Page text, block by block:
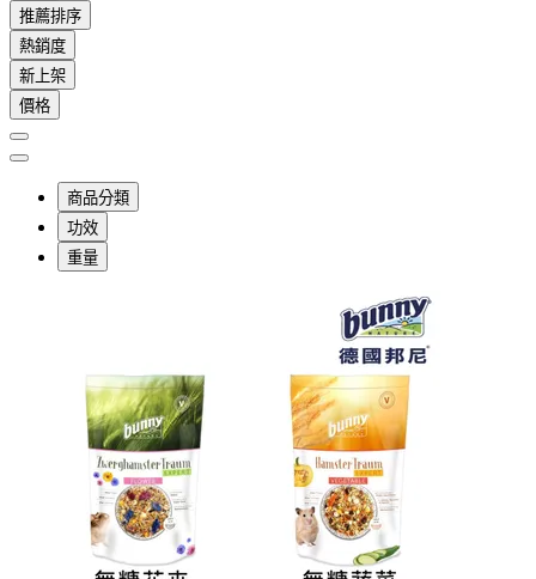
推薦排序
熱銷度
新上架
價格
商品分類
功效
重量